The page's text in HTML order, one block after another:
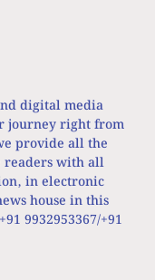
digital media
journey right from
provide all the
readers with all
in electronic
house in this
9932953367/+91